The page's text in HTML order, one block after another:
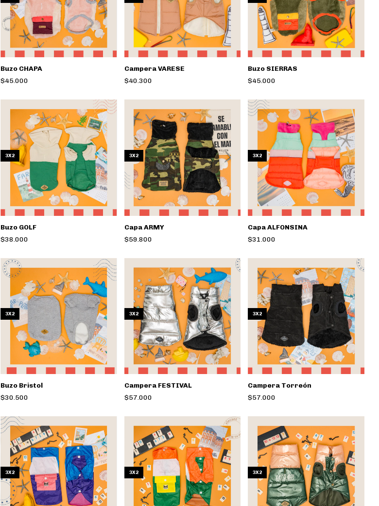
Buzo CHAPA
$45.000
Campera VARESE
$40.300
Buzo SIERRAS
$45.000
3X2
Buzo GOLF
$38.000
3X2
Capa ARMY
$59.800
3X2
Capa ALFONSINA
$31.000
3X2
Buzo Bristol
$30.500
3X2
Campera FESTIVAL
$57.000
3X2
Campera Torreón
$57.000
3X2 3X2 3X2